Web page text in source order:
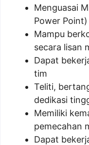
Menguasai
Power Point)
Mampu
secara lisan
Dapat
tim
Teliti,
dedikasi
Memiliki
pemecahan
Dapat